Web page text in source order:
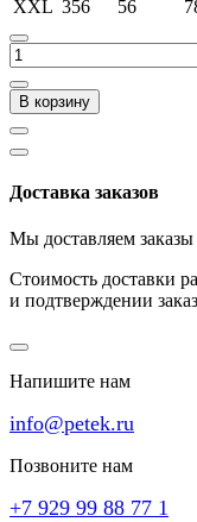
XXL 356 56
В корзину
Доставка заказов
Мы доставляем
Стоимость доставки
и подтверждении
Напишите нам
info@petek.ru
Позвоните нам
+7 929 99 88 77 1